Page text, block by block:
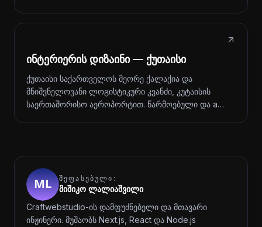
ინტერიერის დიზაინი — ქუთაისი
ქუთაისი საქართველოს მეორე ქალაქია და
მნიშვნელოვანი ლოგისტიკური კვანძი, კუტაისის
საერთაშორისო აეროპორტით. წარმოებული და a…
ᲨᲔᲤᲐᲡᲔᲑᲣᲚᲘ:
მიშიკო ლალიაშვილი
Craftwebstudio-ის დამფუძნებელი და მთავარი
ინჟინერი. მუშაობს Next.js, React და Node.js